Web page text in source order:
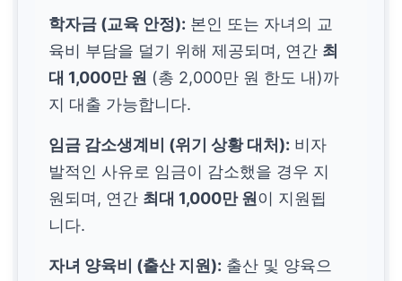
학자금 (교육 안정): 본인 또는 자녀의 교
육비 부담을 덜기 위해 제공되며, 연간 최
대 1,000만 원 (총 2,000만 원 한도 내)까
지 대출 가능합니다.
임금 감소생계비 (위기 상황 대처): 비자
발적인 사유로 임금이 감소했을 경우 지
원되며, 연간 최대 1,000만 원 이 지원됩
니다.
자녀 양육비 (출산 지원): 출산 및 양육으